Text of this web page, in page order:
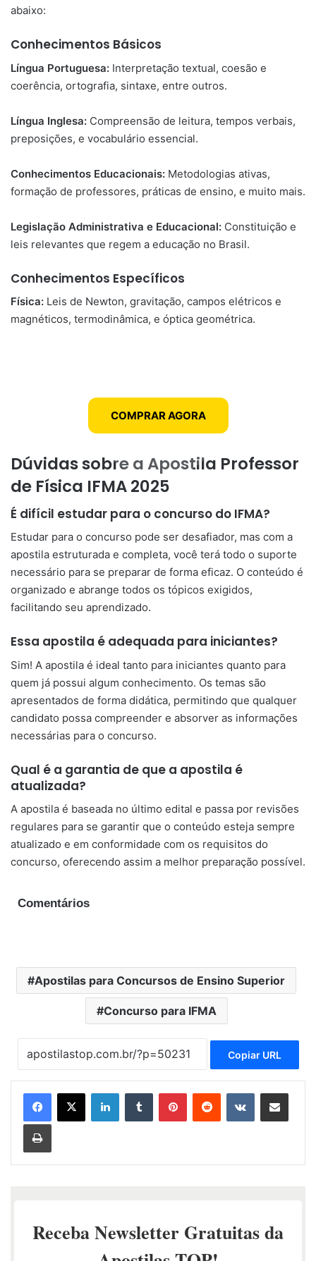
abaixo:
Conhecimentos Básicos
Língua Portuguesa: Interpretação textual, coesão e
coerência, ortografia, sintaxe, entre outros.
Língua Inglesa: Compreensão de leitura, tempos verbais,
preposições, e vocabulário essencial.
Conhecimentos Educacionais: Metodologias ativas,
formação de professores, práticas de ensino, e muito mais.
Legislação Administrativa e Educacional: Constituição e
leis relevantes que regem a educação no Brasil.
Conhecimentos Específicos
Física: Leis de Newton, gravitação, campos elétricos e
magnéticos, termodinâmica, e óptica geométrica.
COMPRAR AGORA
Dúvidas sobre a Apostila Professor
de Física IFMA 2025
É difícil estudar para o concurso do IFMA?
Estudar para o concurso pode ser desafiador, mas com a
apostila estruturada e completa, você terá todo o suporte
necessário para se preparar de forma eficaz. O conteúdo é
organizado e abrange todos os tópicos exigidos,
facilitando seu aprendizado.
Essa apostila é adequada para iniciantes?
Sim! A apostila é ideal tanto para iniciantes quanto para
quem já possui algum conhecimento. Os temas são
apresentados de forma didática, permitindo que qualquer
candidato possa compreender e absorver as informações
necessárias para o concurso.
Qual é a garantia de que a apostila é
atualizada?
A apostila é baseada no último edital e passa por revisões
regulares para se garantir que o conteúdo esteja sempre
atualizado e em conformidade com os requisitos do
concurso, oferecendo assim a melhor preparação possível.
Comentários
Apostilas para Concursos de Ensino Superior
Concurso para IFMA
Copiar URL
LinkedinTumblr PinterestReddit VK Compartilhar via e-mail
Imprimir